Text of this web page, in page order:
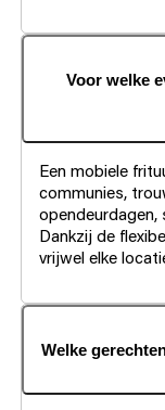
Voor welke
Een mobiele
communies,
Dankzij de
vrijwel elke
Welke